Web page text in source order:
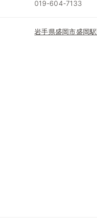
019-604-7133
岩手県盛岡市盛岡